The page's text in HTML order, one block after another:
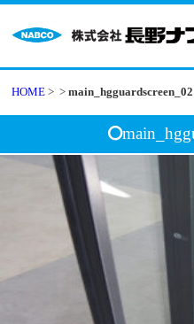
HOME > >main_hgguardscreen_02